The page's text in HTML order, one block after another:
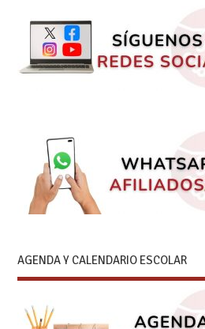
AGENDA Y CALENDARIO ESCOLAR